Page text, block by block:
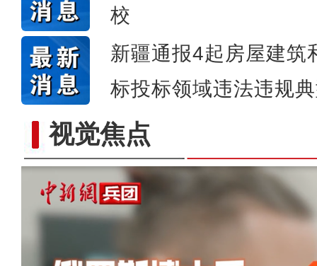
校
新疆通报4起房屋建筑
标投标领域违法违规
视觉焦点以“阅读+文旅+非遗+农技”